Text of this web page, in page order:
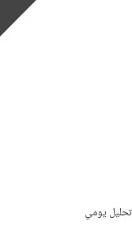
تحليل يومي